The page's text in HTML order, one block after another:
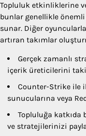
Topluluk etkinliklerine
bunlar genellikle
sunar. Diğer
artıran takımlar
Gerçek zamanlı
içerik üreticilerini
Counter-Strike ile
sunucularına veya
Topluluğa
ve stratejilerinizi